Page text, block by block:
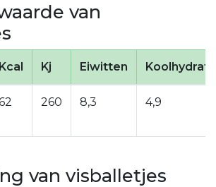
van
Kcal Kj Eiwitten
260 8,3 4,9
van visballetjes